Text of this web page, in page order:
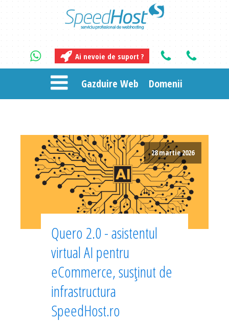
Ai nevoie de suport ?
Gazduire Web Domenii
28 martie 2026
Quero 2.0 - asistentul
virtual AI pentru
eCommerce, susținut de
infrastructura
SpeedHost.ro